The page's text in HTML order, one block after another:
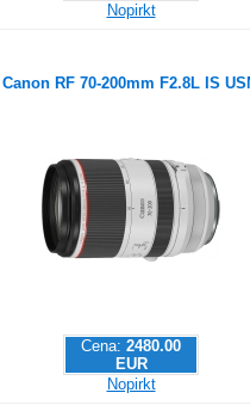
Nopirkt
Canon RF 70-200mm F2.8L IS
Cena: 2480.00
EUR
Nopirkt